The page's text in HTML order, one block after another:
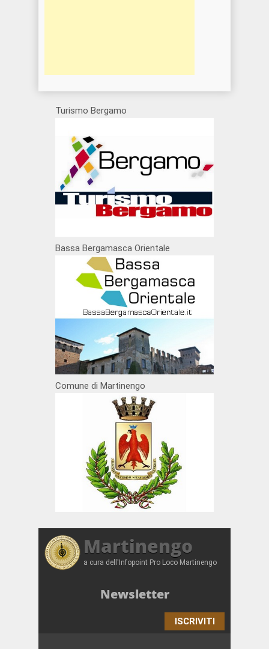
Turismo Bergamo
Bassa Bergamasca Orientale
Comune di Martinengo
Martinengo
a cura dell'Infopoint Pro Loco Martinengo
Newsletter
ISCRIVITI